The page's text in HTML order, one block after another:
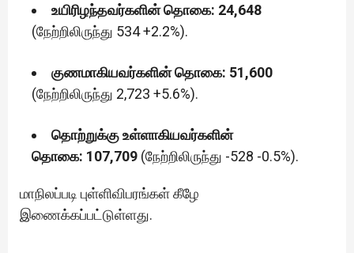
உயிரிழந்தவர்களின் தொகை: 24,648
(நேற்றிலிருந்து 534 +2.2%).
குணமாகியவர்களின் தொகை: 51,600
(நேற்றிலிருந்து 2,723 +5.6%).
தொற்றுக்கு உள்ளாகியவர்களின்
தொகை: 107,709 (நேற்றிலிருந்து -528 -0.5%).
மாநிலப்படி புள்ளிவிபரங்கள் கீழே
இணைக்கப்பட்டுள்ளது.